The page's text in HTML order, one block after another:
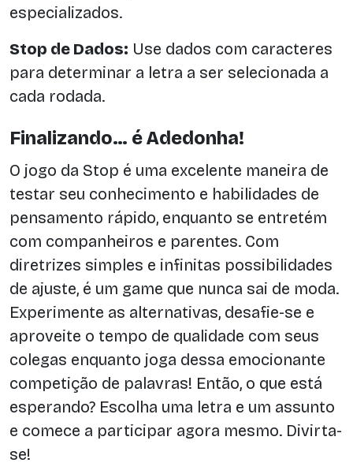
especializados.
Stop de Dados: Use dados com caracteres
para determinar a letra a ser selecionada a
cada rodada.
Finalizando… é Adedonha!
O jogo da Stop é uma excelente maneira de
testar seu conhecimento e habilidades de
pensamento rápido, enquanto se entretém
com companheiros e parentes. Com
diretrizes simples e infinitas possibilidades
de ajuste, é um game que nunca sai de moda.
Experimente as alternativas, desafie-se e
aproveite o tempo de qualidade com seus
colegas enquanto joga dessa emocionante
competição de palavras! Então, o que está
esperando? Escolha uma letra e um assunto
e comece a participar agora mesmo. Divirta-
se!